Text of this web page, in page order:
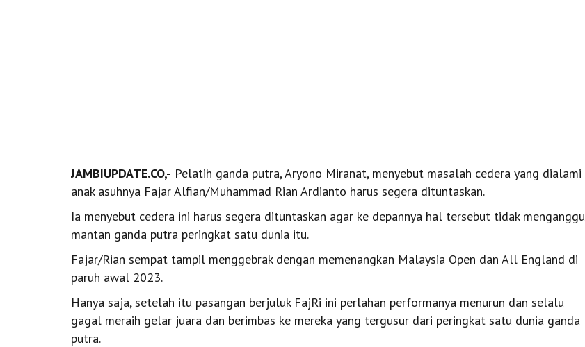
JAMBIUPDATE.CO,- Pelatih ganda putra, Aryono Miranat, menyebut masalah cedera yang dialami
anak asuhnya Fajar Alfian/Muhammad Rian Ardianto harus segera dituntaskan.
Ia menyebut cedera ini harus segera dituntaskan agar ke depannya hal tersebut tidak menganggu
mantan ganda putra peringkat satu dunia itu.
Fajar/Rian sempat tampil menggebrak dengan memenangkan Malaysia Open dan All England di
paruh awal 2023.
Hanya saja, setelah itu pasangan berjuluk FajRi ini perlahan performanya menurun dan selalu
gagal meraih gelar juara dan berimbas ke mereka yang tergusur dari peringkat satu dunia ganda
putra.